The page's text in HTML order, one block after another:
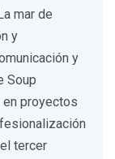
mar de
y
y
Soup
en proyectos
tercer